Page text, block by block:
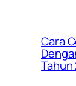
Cara
Tahun